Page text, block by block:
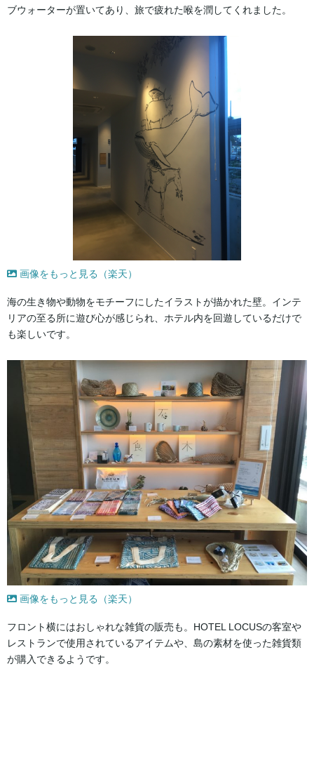
ブウォーターが置いてあり、旅で疲れた喉を潤してくれました。
画像をもっと見る（楽天）
海の生き物や動物をモチーフにしたイラストが描かれた壁。インテ
リアの至る所に遊び心が感じられ、ホテル内を回遊しているだけで
も楽しいです。
画像をもっと見る（楽天）
フロント横にはおしゃれな雑貨の販売も。HOTEL LOCUSの客室や
レストランで使用されているアイテムや、島の素材を使った雑貨類
が購入できるようです。